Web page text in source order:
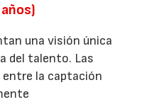
una visión única
del talento. Las
la captación